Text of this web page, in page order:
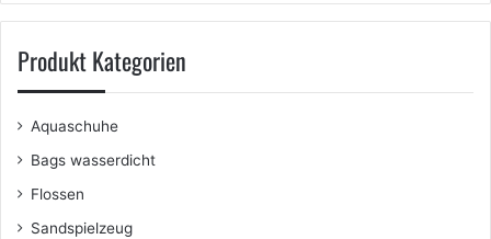
Produkt Kategorien
Aquaschuhe
Bags wasserdicht
Flossen
Sandspielzeug